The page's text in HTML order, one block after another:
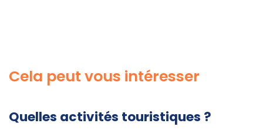
Cela peut vous intéresser
Quelles activités touristiques ?